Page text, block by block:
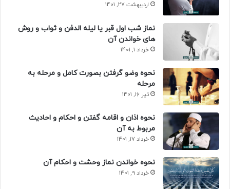
اردیبهشت 27, 1401
نماز شب اول قبر یا لیله الدفن و ثواب و روش
های خواندن آن
خرداد 1, 1401
نحوه وضو گرفتن بصورت کامل و مرحله به
مرحله
تیر 16, 1401
نحوه اذان و اقامه گفتن و احکام و احادیث
مربوط به آن
خرداد 17, 1401
نحوه خواندن نماز وحشت و احکام آن
خرداد 9, 1401